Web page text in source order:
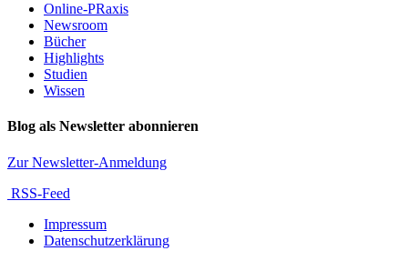
Online-PRaxis
Newsroom
Bücher
Highlights
Studien
Wissen
Blog als Newsletter abonnieren
Zur Newsletter-Anmeldung
RSS-Feed
Impressum
Datenschutzerklärung